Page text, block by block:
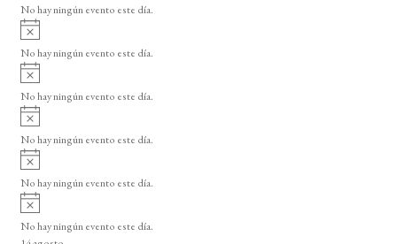
d
e
E
v
e
n
t
o
s
o
i
o
No hay ningún evento este día.
A
v
i
o
No hay ningún evento este día.
A
v
i
o
No hay ningún evento este día.
A
v
i
o
No hay ningún evento este día.
A
v
i
o
No hay ningún evento este día.
A
v
i
No hay ningún evento este día.